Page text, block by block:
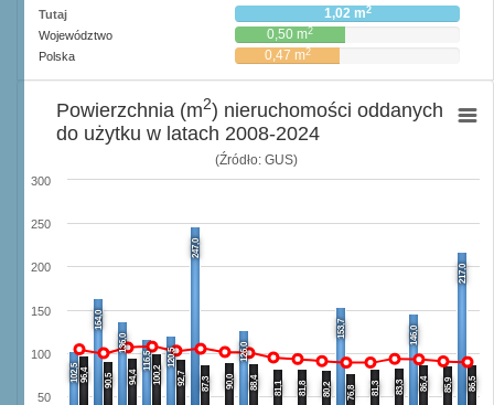
Tutaj 1,02 m2
Województwo 0,50 m2
Polska 0,47 m2
(Źródło: GUS)
102,5
164,0
136,0
116,5
120,5
247,0
126,0
153,7 146,0
217,0
96,4 90,5 94,4 100,2 92,7 87,3 90,0 88,4 81,1 81,8 80,2 76,8 81,3 83,3 86,4 85,9 86,5
50
100
150
200
250
300
Powierzchnia (m2) nieruchomości oddanych
do użytku w latach 2008-2024